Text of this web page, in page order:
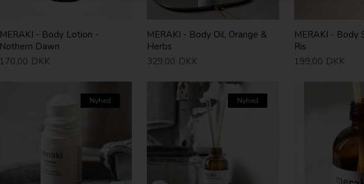
MERAKI - Body Lotion -
Nothern Dawn
170,00 DKK
MERAKI - Body Oil, Orange &
Herbs
329,00 DKK
MERAKI - Body
Ris
199,00 DKK
Nyhed Nyhed